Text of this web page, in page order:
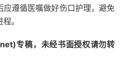
应遵循医嘱做好伤口护理，避免
。
专稿，未经书面授权请勿转